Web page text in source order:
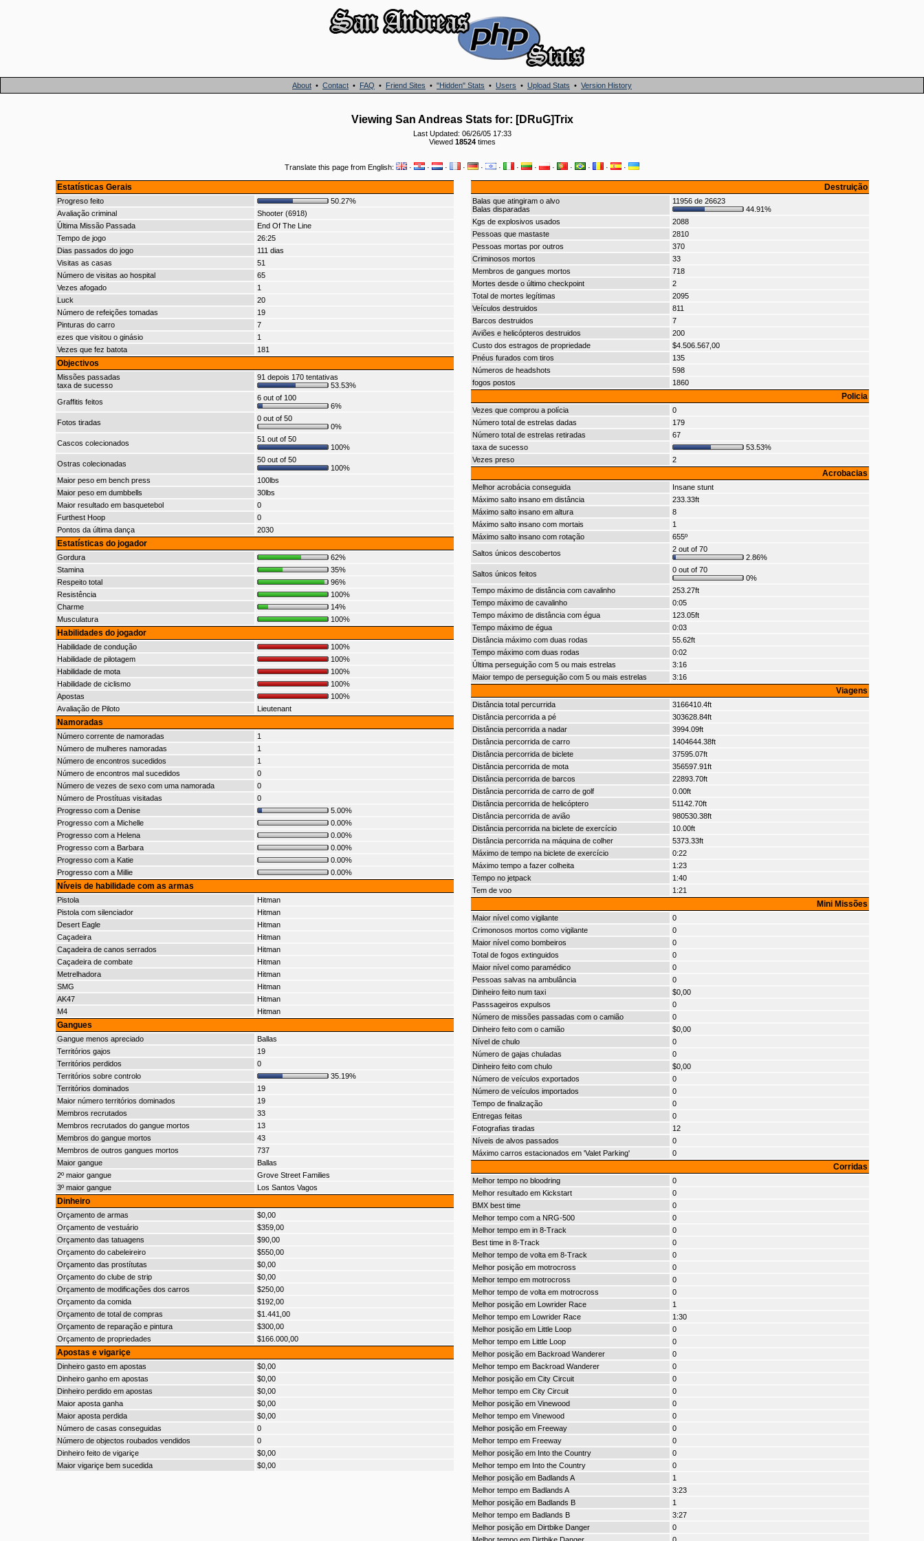
About • Contact • FAQ • Friend Sites • "Hidden" Stats • Users • Upload Stats • Version History
Viewing San Andreas Stats for: [DRuG]Trix
Last Updated: 06/26/05 17:33
Viewed 18524times
Translate this page from English: · · · · · · · · · · · · ·
Estatísticas Gerais
Progreso feito
50.27%
Avaliação criminal
Shooter (6918)
Última Missão Passada
End Of The Line
Tempo de jogo
26:25
Dias passados do jogo
111 dias
Visitas as casas
51
Número de visitas ao hospital
65
Vezes afogado
1
Luck
20
Número de refeições tomadas
19
Pinturas do carro
7
ezes que visitou o ginásio
1
Vezes que fez batota
181
Objectivos
Missões passadas
taxa de sucesso
91 depois 170 tentativas
53.53%
Graffitis feitos
6 out of 100
6%
Fotos tiradas
0 out of 50
0%
Cascos colecionados
51 out of 50
100%
Ostras colecionadas
50 out of 50
100%
Maior peso em bench press
100lbs
Maior peso em dumbbells
30lbs
Maior resultado em basquetebol
0
Furthest Hoop
0
Pontos da última dança
2030
Estatísticas do jogador
Gordura
62%
Stamina
35%
Respeito total
96%
Resistência
100%
Charme
14%
Musculatura
100%
Habilidades do jogador
Habilidade de condução
100%
Habilidade de pilotagem
100%
Habilidade de mota
100%
Habilidade de ciclismo
100%
Apostas
100%
Avaliação de Piloto
Lieutenant
Namoradas
Número corrente de namoradas
1
Número de mulheres namoradas
1
Número de encontros sucedidos
1
Número de encontros mal sucedidos
0
Número de vezes de sexo com uma namorada
0
Número de Prostítuas visitadas
0
Progresso com a Denise
5.00%
Progresso com a Michelle
0.00%
Progresso com a Helena
0.00%
Progresso com a Barbara
0.00%
Progresso com a Katie
0.00%
Progresso com a Millie
0.00%
Níveis de habilidade com as armas
Pistola
Hitman
Pistola com silenciador
Hitman
Desert Eagle
Hitman
Caçadeira
Hitman
Caçadeira de canos serrados
Hitman
Caçadeira de combate
Hitman
Metrelhadora
Hitman
SMG
Hitman
AK47
Hitman
M4
Hitman
Gangues
Gangue menos apreciado
Ballas
Territórios gajos
19
Territórios perdidos
0
Territórios sobre controlo
35.19%
Territórios dominados
19
Maior número territórios dominados
19
Membros recrutados
33
Membros recrutados do gangue mortos
13
Membros do gangue mortos
43
Membros de outros gangues mortos
737
Maior gangue
Ballas
2º maior gangue
Grove Street Families
3º maior gangue
Los Santos Vagos
Dinheiro
Orçamento de armas
$0,00
Orçamento de vestuário
$359,00
Orçamento das tatuagens
$90,00
Orçamento do cabeleireiro
$550,00
Orçamento das prostítutas
$0,00
Orçamento do clube de strip
$0,00
Orçamento de modificações dos carros
$250,00
Orçamento da comida
$192,00
Orçamento de total de compras
$1.441,00
Orçamento de reparação e pintura
$300,00
Orçamento de propriedades
$166.000,00
Apostas e vigariçe
Dinheiro gasto em apostas
$0,00
Dinheiro ganho em apostas
$0,00
Dinheiro perdido em apostas
$0,00
Maior aposta ganha
$0,00
Maior aposta perdida
$0,00
Número de casas conseguidas
0
Número de objectos roubados vendidos
0
Dinheiro feito de vigariçe
$0,00
Maior vigariçe bem sucedida
$0,00
Destruição
Balas que atingiram o alvo
Balas disparadas
11956 de 26623
44.91%
Kgs de explosivos usados
2088
Pessoas que mastaste
2810
Pessoas mortas por outros
370
Criminosos mortos
33
Membros de gangues mortos
718
Mortes desde o último checkpoint
2
Total de mortes legítimas
2095
Veículos destruidos
811
Barcos destruidos
7
Aviões e helicópteros destruidos
200
Custo dos estragos de propriedade
$4.506.567,00
Pnéus furados com tiros
135
Números de headshots
598
fogos postos
1860
Policia
Vezes que comprou a polícia
0
Número total de estrelas dadas
179
Número total de estrelas retiradas
67
taxa de sucesso
53.53%
Vezes preso
2
Acrobacias
Melhor acrobácia conseguida
Insane stunt
Máximo salto insano em distância
233.33ft
Máximo salto insano em altura
8
Máximo salto insano com mortais
1
Máximo salto insano com rotação
655º
Saltos únicos descobertos
2 out of 70
2.86%
Saltos únicos feitos
0 out of 70
0%
Tempo máximo de distância com cavalinho
253.27ft
Tempo máximo de cavalinho
0:05
Tempo máximo de distância com égua
123.05ft
Tempo máximo de égua
0:03
Distância máximo com duas rodas
55.62ft
Tempo máximo com duas rodas
0:02
Última perseguição com 5 ou mais estrelas
3:16
Maior tempo de perseguição com 5 ou mais estrelas
3:16
Viagens
Distância total percurrida
3166410.4ft
Distância percorrida a pé
303628.84ft
Distância percorrida a nadar
3994.09ft
Distância percorrida de carro
1404644.38ft
Distância percorrida de biclete
37595.07ft
Distância percorrida de mota
356597.91ft
Distância percorrida de barcos
22893.70ft
Distância percorrida de carro de golf
0.00ft
Distância percorrida de helicóptero
51142.70ft
Distância percorrida de avião
980530.38ft
Distância percorrida na biclete de exercício
10.00ft
Distância percorrida na máquina de colher
5373.33ft
Máximo de tempo na biclete de exercício
0:22
Máximo tempo a fazer colheita
1:23
Tempo no jetpack
1:40
Tem de voo
1:21
Mini Missões
Maior nível como vigilante
0
Crimonosos mortos como vigilante
0
Maior nível como bombeiros
0
Total de fogos extinguidos
0
Maior nível como paramédico
0
Pessoas salvas na ambulância
0
Dinheiro feito num taxi
$0,00
Passsageiros expulsos
0
Número de missões passadas com o camião
0
Dinheiro feito com o camião
$0,00
Nível de chulo
0
Número de gajas chuladas
0
Dinheiro feito com chulo
$0,00
Número de veículos exportados
0
Número de veículos importados
0
Tempo de finalização
0
Entregas feitas
0
Fotografias tiradas
12
Níveis de alvos passados
0
Máximo carros estacionados em 'Valet Parking'
0
Corridas
Melhor tempo no bloodring
0
Melhor resultado em Kickstart
0
BMX best time
0
Melhor tempo com a NRG-500
0
Melhor tempo em in 8-Track
0
Best time in 8-Track
0
Melhor tempo de volta em 8-Track
0
Melhor posição em motrocross
0
Melhor tempo em motrocross
0
Melhor tempo de volta em motrocross
0
Melhor posição em Lowrider Race
1
Melhor tempo em Lowrider Race
1:30
Melhor posição em Little Loop
0
Melhor tempo em Little Loop
0
Melhor posição em Backroad Wanderer
0
Melhor tempo em Backroad Wanderer
0
Melhor posição em City Circuit
0
Melhor tempo em City Circuit
0
Melhor posição em Vinewood
0
Melhor tempo em Vinewood
0
Melhor posição em Freeway
0
Melhor tempo em Freeway
0
Melhor posição em Into the Country
0
Melhor tempo em Into the Country
0
Melhor posição em Badlands A
1
Melhor tempo em Badlands A
3:23
Melhor posição em Badlands B
1
Melhor tempo em Badlands B
3:27
Melhor posição em Dirtbike Danger
0